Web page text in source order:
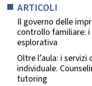
ARTICOLI
Il governo delle
controllo familiare:
esplorativa
Oltre l’aula: i
individuale.
tutoring